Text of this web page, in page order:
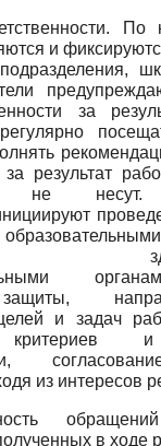
и
за
за результат
не несут.
и задач
критериев и
из интересов
в ходе